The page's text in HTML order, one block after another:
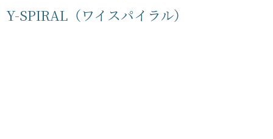
Y-SPIRAL（ワイスパイラル）